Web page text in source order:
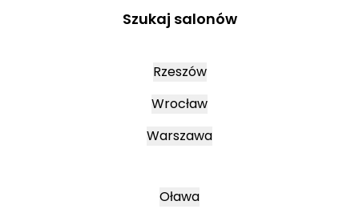
Szukaj salonów
Rzeszów
Wrocław
Warszawa
Oława